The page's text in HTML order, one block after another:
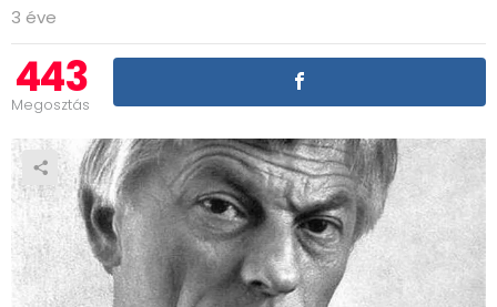
3 éve
443
Megosztás